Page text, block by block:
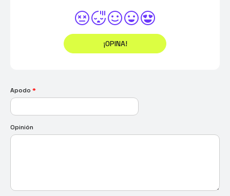
¡OPINA!
Apodo *
Opinión